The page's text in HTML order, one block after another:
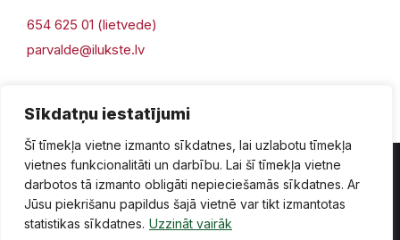
Sīkdatņu iestatījumi
Šī tīmekļa vietne izmanto sīkdatnes, lai uzlabotu tīmekļa
vietnes funkcionalitāti un darbību. Lai šī tīmekļa vietne
darbotos tā izmanto obligāti nepieciešamās sīkdatnes. Ar
Jūsu piekrišanu papildus šajā vietnē var tikt izmantotas
statistikas sīkdatnes. Uzzināt vairāk
654 625 01 (lietvede)
parvalde@ilukste.lv
Privātuma politika Piekļūstamība
Lapas karte